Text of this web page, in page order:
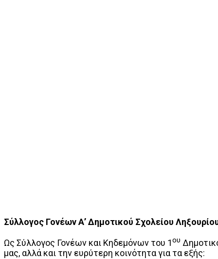
Σύλλογος Γονέων Α’ Δημοτικού Σχολείου
Ως Σύλλογος Γονέων και Κηδεμόνων του 1ου
μας, αλλά και την ευρύτερη κοινότητα για τα εξής: